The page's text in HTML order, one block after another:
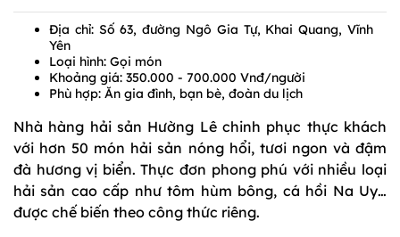
Địa chỉ: Số 63, đường Ngô Gia Tự, Khai Quang, Vĩnh
Yên
Loại hình: Gọi món
Khoảng giá: 350.000 - 700.000 Vnđ/người
Phù hợp: Ăn gia đình, bạn bè, đoàn du lịch
Nhà hàng hải sản Hường Lê chinh phục thực khách
với hơn 50 món hải sản nóng hổi, tươi ngon và đậm
đà hương vị biển. Thực đơn phong phú với nhiều loại
hải sản cao cấp như tôm hùm bông, cá hồi Na Uy…
được chế biến theo công thức riêng.